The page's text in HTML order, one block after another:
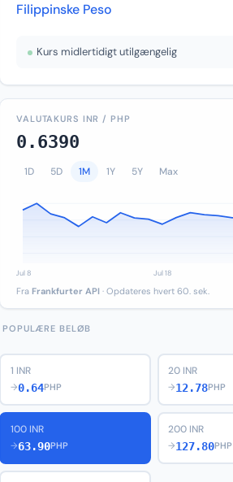
Filippinske Peso
Kurs midlertidigt utilgængelig
VALUTAKURS INR / PHP
0.6390
1D 5D 1M 1Y 5Y Max
Fra Frankfurter API · Opdateres hvert 60. sek.
POPULÆRE BELØB
1 INR
→0.64PHP
20 INR
→12.78PHP
100 INR
→63.90PHP
200 INR
→127.80PHP